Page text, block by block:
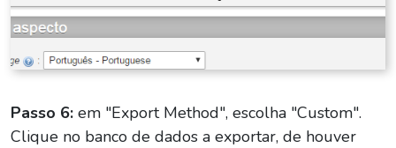
Passo 6: em "Export Method", escolha "Custom".
Clique no banco de dados a exportar, de houver